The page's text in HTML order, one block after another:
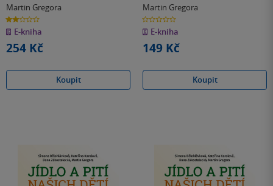
Martin Gregora
2.0
z
5
hvězdiček
E-kniha
254 Kč
Koupit
Martin Gregora
0.0
z
5
hvězdiček
E-kniha
149 Kč
Koupit